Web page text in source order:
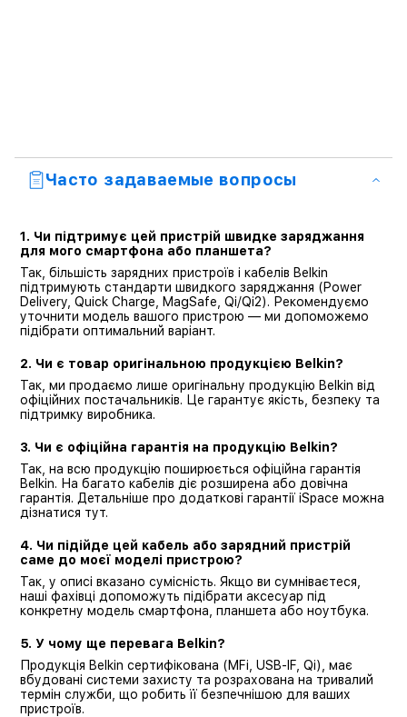
Часто задаваемые вопросы
1. Чи підтримує цей пристрій швидке заряджання
для мого смартфона або планшета?
Так, більшість зарядних пристроїв і кабелів Belkin
підтримують стандарти швидкого заряджання (Power
Delivery, Quick Charge, MagSafe, Qi/Qi2). Рекомендуємо
уточнити модель вашого пристрою — ми допоможемо
підібрати оптимальний варіант.
2. Чи є товар оригінальною продукцією Belkin?
Так, ми продаємо лише оригінальну продукцію Belkin від
офіційних постачальників. Це гарантує якість, безпеку та
підтримку виробника.
3. Чи є офіційна гарантія на продукцію Belkin?
Так, на всю продукцію поширюється офіційна гарантія
Belkin. На багато кабелів діє розширена або довічна
гарантія. Детальніше про додаткові гарантії iSpace можна
дізнатися тут.
4. Чи підійде цей кабель або зарядний пристрій
саме до моєї моделі пристрою?
Так, у описі вказано сумісність. Якщо ви сумніваєтеся,
наші фахівці допоможуть підібрати аксесуар під
конкретну модель смартфона, планшета або ноутбука.
5. У чому ще перевага Belkin?
Продукція Belkin сертифікована (MFi, USB-IF, Qi), має
вбудовані системи захисту та розрахована на тривалий
термін служби, що робить її безпечнішою для ваших
пристроїв.